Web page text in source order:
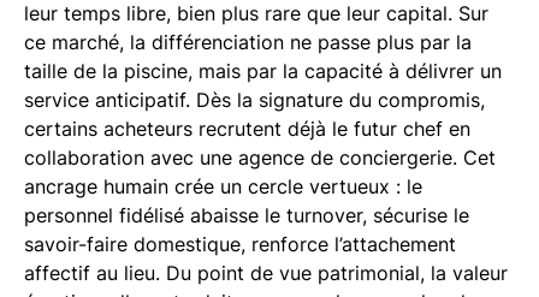
leur temps libre, bien plus rare que leur capital. Sur
ce marché, la différenciation ne passe plus par la
taille de la piscine, mais par la capacité à délivrer un
service anticipatif. Dès la signature du compromis,
certains acheteurs recrutent déjà le futur chef en
collaboration avec une agence de conciergerie. Cet
ancrage humain crée un cercle vertueux : le
personnel fidélisé abaisse le turnover, sécurise le
savoir-faire domestique, renforce l’attachement
affectif au lieu. Du point de vue patrimonial, la valeur